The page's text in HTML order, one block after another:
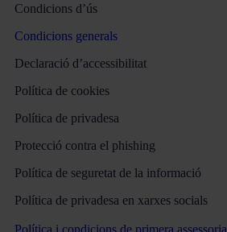
Condicions d’ús
Condicions generals
Declaració d’accessibilitat
Política de cookies
Política de privadesa
Protecció contra el phishing
Política de seguretat de la informació
Política de privadesa en xarxes socials
Política i condicions de primera assessoria